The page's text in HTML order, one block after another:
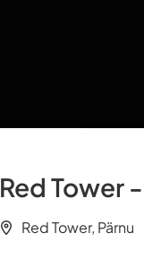
Red Tower
Red Tower, Pärnu